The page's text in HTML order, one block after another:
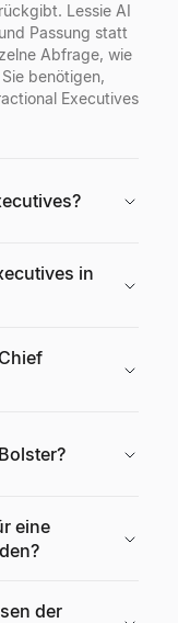
Lessie AI
Passung statt
Abfrage, wie
benötigen,
Executives
in
eine
der